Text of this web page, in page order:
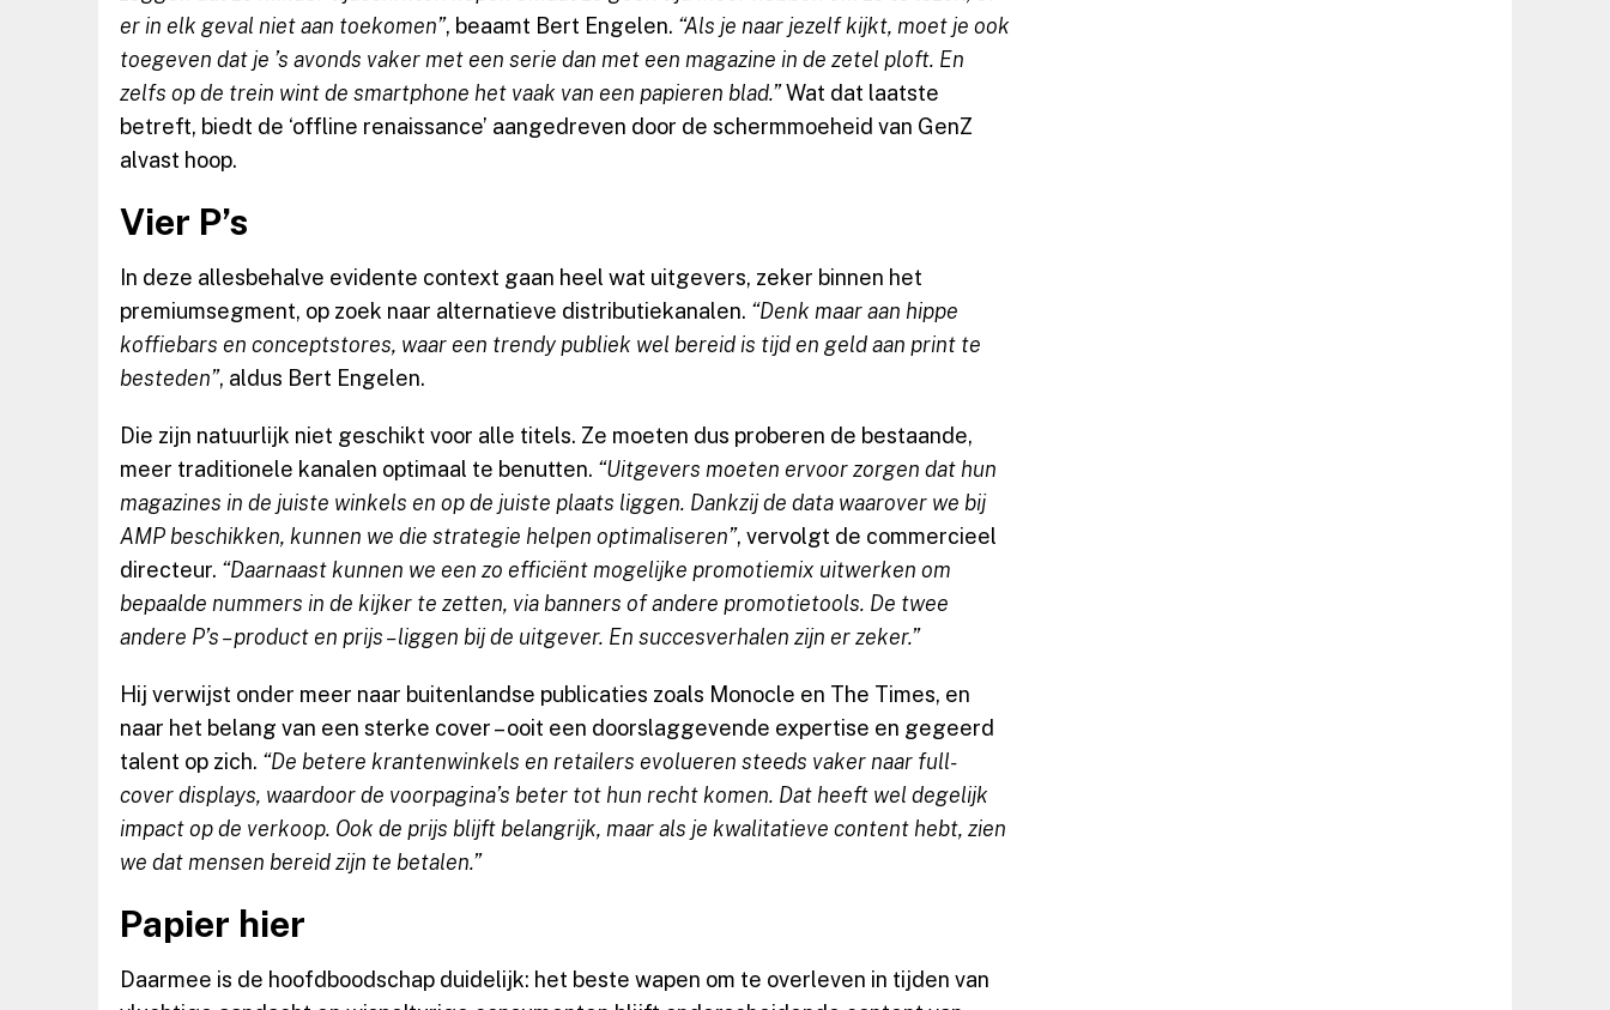
er in elk geval niet aan toekomen”, beaamt Bert Engelen. “Als je naar jezelf kijkt, moet je ook
toegeven dat je ’s avonds vaker met een serie dan met een magazine in de zetel ploft. En
zelfs op de trein wint de smartphone het vaak van een papieren blad.”Wat dat laatste
betreft, biedt de ‘offline renaissance’ aangedreven door de schermmoeheid van GenZ
alvast hoop.
Vier P’s
In deze allesbehalve evidente context gaan heel wat uitgevers, zeker binnen het
premiumsegment, op zoek naar alternatieve distributiekanalen. “Denk maar aan hippe
koffiebars en conceptstores, waar een trendy publiek wel bereid is tijd en geld aan print te
besteden”, aldus Bert Engelen.
Die zijn natuurlijk niet geschikt voor alle titels. Ze moeten dus proberen de bestaande,
meer traditionele kanalen optimaal te benutten. “Uitgevers moeten ervoor zorgen dat hun
magazines in de juiste winkels en op de juiste plaats liggen. Dankzij de data waarover we bij
AMP beschikken, kunnen we die strategie helpen optimaliseren”, vervolgt de commercieel
directeur. “Daarnaast kunnen we een zo efficiënt mogelijke promotiemix uitwerken om
bepaalde nummers in de kijker te zetten, via banners of andere promotietools. De twee
andere P’s – product en prijs – liggen bij de uitgever. En succesverhalen zijn er zeker.”
Hij verwijst onder meer naar buitenlandse publicaties zoals Monocle en The Times, en
naar het belang van een sterke cover – ooit een doorslaggevende expertise en gegeerd
talent op zich. “De betere krantenwinkels en retailers evolueren steeds vaker naar full-
cover displays, waardoor de voorpagina’s beter tot hun recht komen. Dat heeft wel degelijk
impact op de verkoop. Ook de prijs blijft belangrijk, maar als je kwalitatieve content hebt, zien
we dat mensen bereid zijn te betalen.”
Papier hier
Daarmee is de hoofdboodschap duidelijk: het beste wapen om te overleven in tijden van